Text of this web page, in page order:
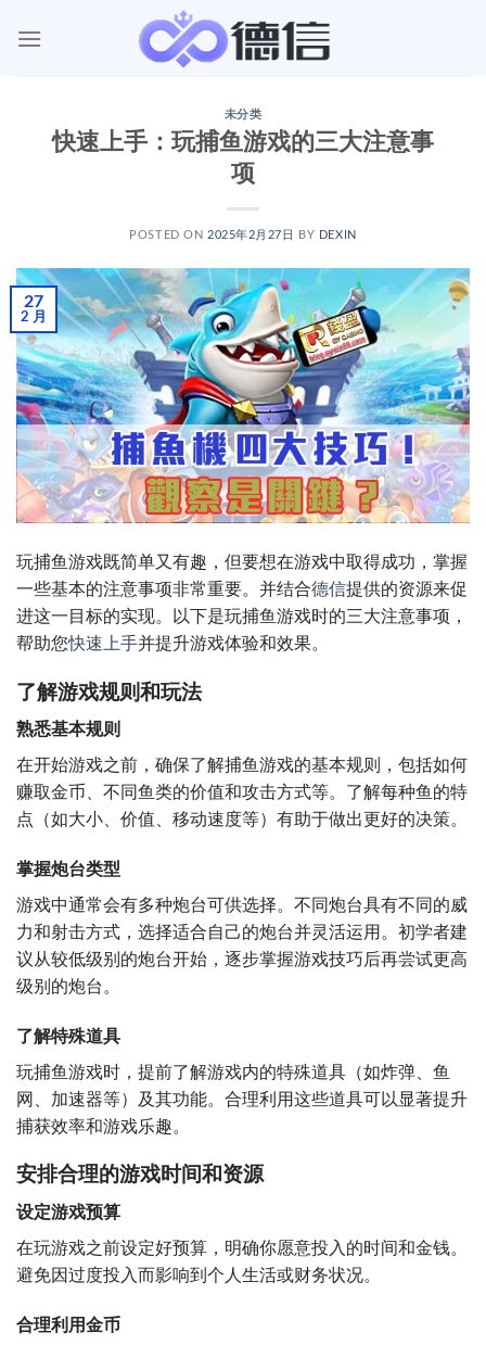
未分类
快速上手：玩捕鱼游戏的三大注意事
项
POSTED ON 2025年2月27日 BY DEXIN
27
2 月
玩捕鱼游戏既简单又有趣，但要想在游戏中取得成功，掌握
一些基本的注意事项非常重要。并结合德信提供的资源来促
进这一目标的实现。以下是玩捕鱼游戏时的三大注意事项，
帮助您快速上手并提升游戏体验和效果。
了解游戏规则和玩法
熟悉基本规则
在开始游戏之前，确保了解捕鱼游戏的基本规则，包括如何
赚取金币、不同鱼类的价值和攻击方式等。了解每种鱼的特
点（如大小、价值、移动速度等）有助于做出更好的决策。
掌握炮台类型
游戏中通常会有多种炮台可供选择。不同炮台具有不同的威
力和射击方式，选择适合自己的炮台并灵活运用。初学者建
议从较低级别的炮台开始，逐步掌握游戏技巧后再尝试更高
级别的炮台。
了解特殊道具
玩捕鱼游戏时，提前了解游戏内的特殊道具（如炸弹、鱼
网、加速器等）及其功能。合理利用这些道具可以显著提升
捕获效率和游戏乐趣。
安排合理的游戏时间和资源
设定游戏预算
在玩游戏之前设定好预算，明确你愿意投入的时间和金钱。
避免因过度投入而影响到个人生活或财务状况。
合理利用金币